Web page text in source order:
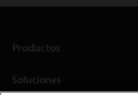
Productos
Soluciones